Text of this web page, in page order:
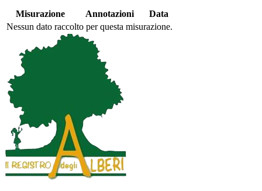
Misurazione Annotazioni
Data
Nessun dato raccolto per questa misurazione.